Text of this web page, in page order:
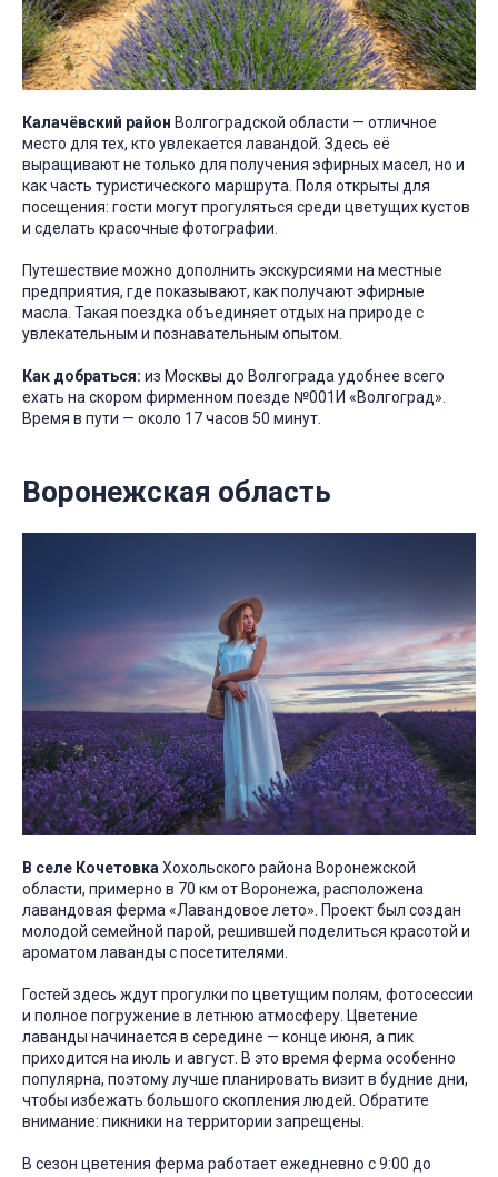
Калачёвский район Волгоградской области — отличное
место для тех, кто увлекается лавандой. Здесь её
выращивают не только для получения эфирных масел, но и
как часть туристического маршрута. Поля открыты для
посещения: гости могут прогуляться среди цветущих кустов
и сделать красочные фотографии.
Путешествие можно дополнить экскурсиями на местные
предприятия, где показывают, как получают эфирные
масла. Такая поездка объединяет отдых на природе с
увлекательным и познавательным опытом.
Как добраться: из Москвы до Волгограда удобнее всего
ехать на скором фирменном поезде №001И «Волгоград».
Время в пути — около 17 часов 50 минут.
Воронежская область
В селе Кочетовка Хохольского района Воронежской
области, примерно в 70 км от Воронежа, расположена
лавандовая ферма «Лавандовое лето». Проект был создан
молодой семейной парой, решившей поделиться красотой и
ароматом лаванды с посетителями.
Гостей здесь ждут прогулки по цветущим полям, фотосессии
и полное погружение в летнюю атмосферу. Цветение
лаванды начинается в середине — конце июня, а пик
приходится на июль и август. В это время ферма особенно
популярна, поэтому лучше планировать визит в будние дни,
чтобы избежать большого скопления людей. Обратите
внимание: пикники на территории запрещены.
В сезон цветения ферма работает ежедневно с 9:00 до